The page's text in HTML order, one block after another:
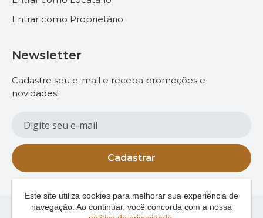
Entrar como Proprietário
Newsletter
Cadastre seu e-mail e receba promoções e
novidades!
Cadastrar
Este site utiliza cookies para melhorar sua experiência de
navegação. Ao continuar, você concorda com a nossa